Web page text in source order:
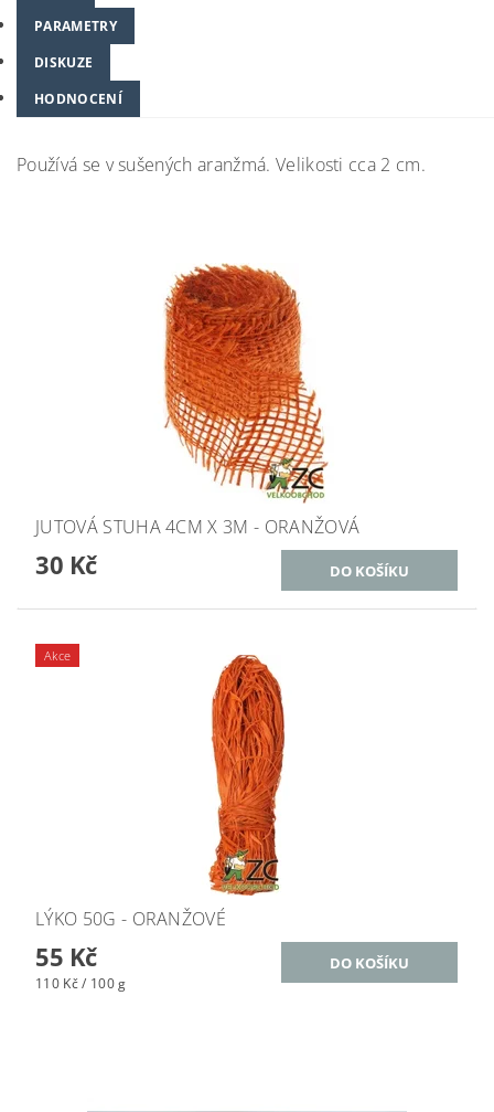
PARAMETRY
DISKUZE
HODNOCENÍ
Používá se v sušených aranžmá. Velikosti cca 2 cm.
JUTOVÁ STUHA 4CM X 3M - ORANŽOVÁ
30 Kč
Akce
LÝKO 50G - ORANŽOVÉ
55 Kč
110 Kč / 100 g